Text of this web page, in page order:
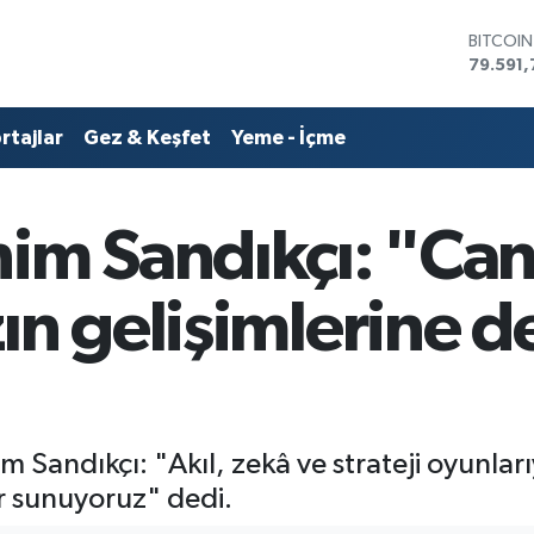
DOLAR
Gez & Keşfet Yeme - İçme
Sandıkçı:
gelişimlerine
Sandıkçı: "Akıl, zekâ ve strateji
sunuyoruz" dedi.